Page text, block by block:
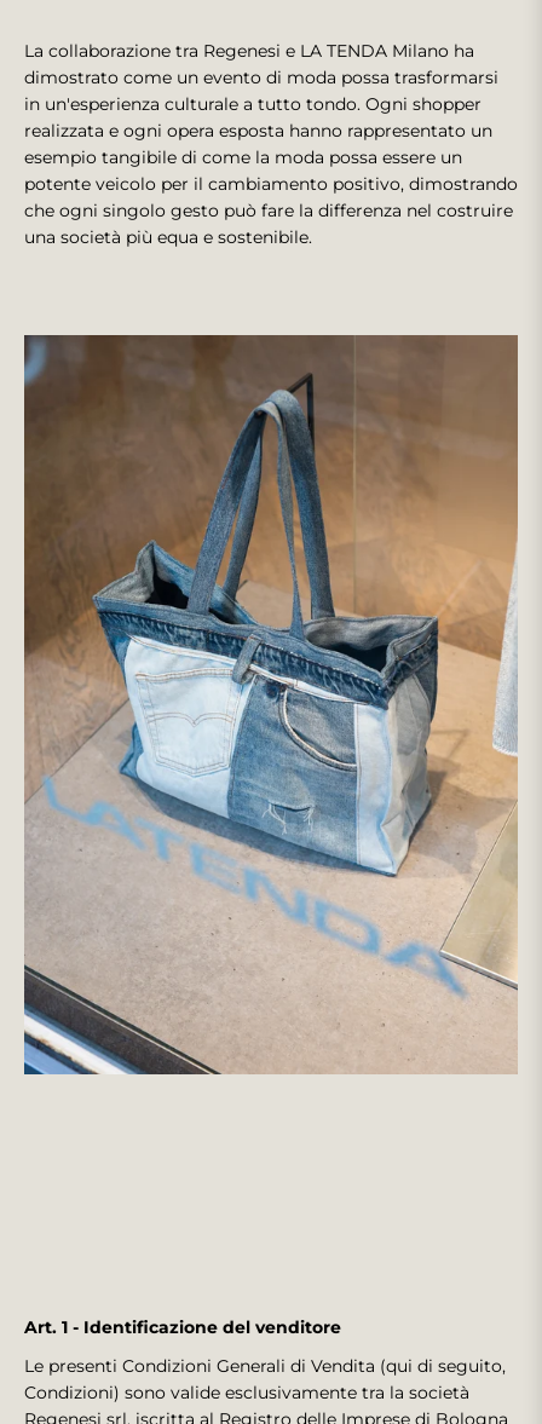
La collaborazione tra Regenesi e LA TENDA Milano ha
dimostrato come un evento di moda possa trasformarsi
in un'esperienza culturale a tutto tondo. Ogni shopper
realizzata e ogni opera esposta hanno rappresentato un
esempio tangibile di come la moda possa essere un
potente veicolo per il cambiamento positivo, dimostrando
che ogni singolo gesto può fare la differenza nel costruire
una società più equa e sostenibile.
Art. 1 - Identificazione del venditore
Le presenti Condizioni Generali di Vendita (qui di seguito,
Condizioni) sono valide esclusivamente tra la società
Regenesi srl, iscritta al Registro delle Imprese di Bologna